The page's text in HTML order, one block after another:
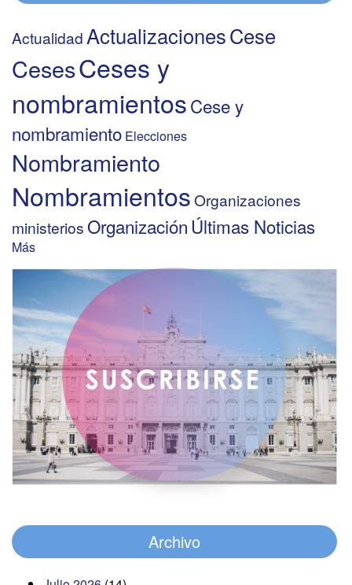
ActualidadActualizacionesCese
CesesCeses y
nombramientosCese y
nombramiento Elecciones
Nombramiento
NombramientosOrganizaciones
ministeriosOrganizaciónÚltimas Noticias
Más
Archivo